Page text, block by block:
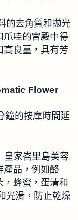
的去角質和拋光
爪哇的宮殿中得
高良薑，具有芳
Flower
鐘的按摩時間延
皇家峇里島美容
產品，例如酪
蜂蜜，蛋清和
光滑，防止乾燥